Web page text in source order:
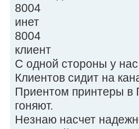
8004
инет
8004
клиент
С одной стороны у нас
Клиентов сидит на
Приентом принтеры в
гоняют.
Незнаю насчет